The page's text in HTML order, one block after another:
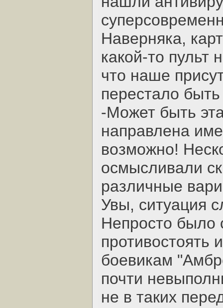
Наверняка,
какой-то пульт
что наше
перестало
-Может быть
направлена
возможно!
осмысливали
различные
Увы, ситуация
Непросто было
противостоять
боевикам
почти
не в таких